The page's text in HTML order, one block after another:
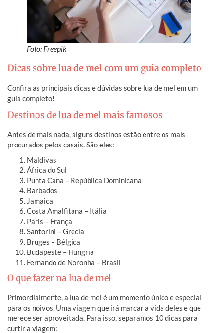
Foto: Freepik
Dicas sobre lua de mel com um guia completo
Confira as principais dicas e dúvidas sobre lua de mel em um
guia completo!
Destinos de lua de mel mais famosos
Antes de mais nada, alguns destinos estão entre os mais
procurados pelos casais. São eles:
Maldivas
África do Sul
Punta Cana – República Dominicana
Barbados
Jamaica
Costa Amalfitana – Itália
Paris – França
Santorini – Grécia
Bruges – Bélgica
Budapeste – Hungria
Fernando de Noronha – Brasil
O que fazer na lua de mel
Primordialmente, a lua de mel é um momento único e especial
para os noivos. Uma viagem que irá marcar a vida deles e que
merece ser aproveitada. Para isso, separamos 10 dicas para
curtir a viagem: